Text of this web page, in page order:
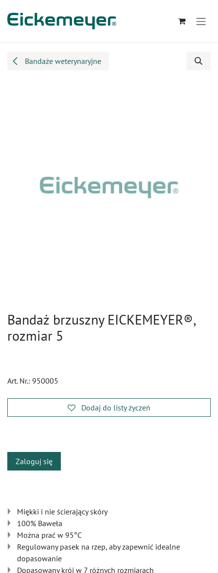
Bandaże weterynaryjne
Bandaż brzuszny EICKEMEYER®,
rozmiar 5
Art. Nr.: 950005
Dodaj do listy życzeń
Zaloguj się
Miękki i nie ścierający skóry
100% Baweła
Można prać w 95°C
Regulowany pasek na rzep, aby zapewnić idealne
dopasowanie
Dopasowany krój w 7 różnych rozmiarach